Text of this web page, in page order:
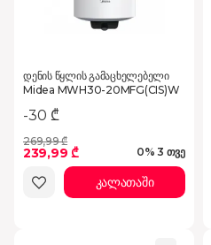
დენის წყლის გამაცხელებელი
Midea MWH30-20MFG(CIS)W
-30 ₾
269,99 ₾
239,99 ₾ 0% 3 თვე
კალათაში